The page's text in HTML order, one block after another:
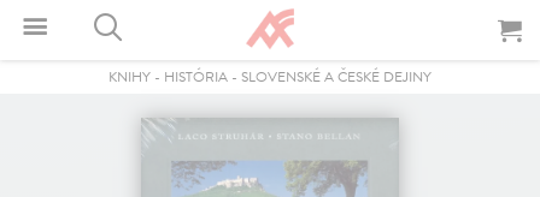
KNIHY - HISTÓRIA - SLOVENSKÉ A ČESKÉ DEJINY